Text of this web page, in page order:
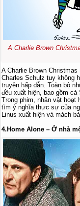
A Charlie Brown
A Charlie Brown
Charles Schulz tuy không
truyện hấp dẫn. Toàn bộ
đều xuất hiện, bao gồm
Trong phim, nhân vật hoạt
tìm ý nghĩa thực sự của
Linus xuất hiện và mách
4.Home Alone – Ở nhà